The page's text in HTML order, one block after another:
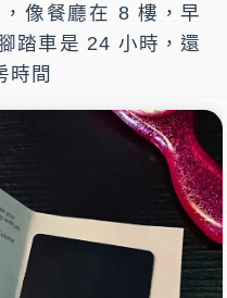
像餐廳在 8 樓，早
踏車是 24 小時，還
時間